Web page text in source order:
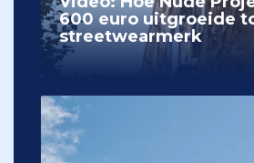
600 euro uitgroeide
streetwearmerk